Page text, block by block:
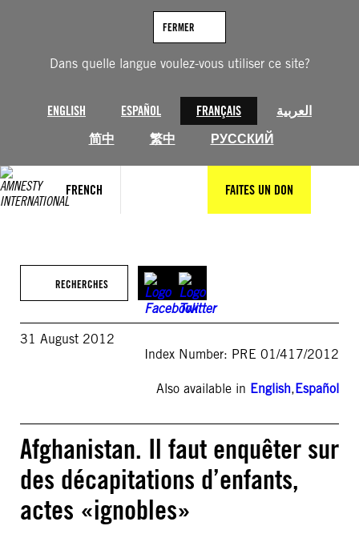
Dans quelle langue voulez-vous utiliser ce site?
ENGLISH ESPAÑOL FRANÇAIS
العربية
简中
繁中 РУССКИЙ
FERMER
FRENCH FAITES UN DON
RECHERCHES
31 August 2012
Index Number: PRE 01/417/2012
Also available in English,Español
Afghanistan. Il faut enquêter sur
des décapitations d’enfants,
actes «ignobles»